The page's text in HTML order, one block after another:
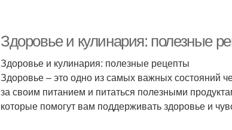
Здоровье и кулинария: полезные
Здоровье и кулинария: полезные рецепты
Здоровье – это одно из самых важных состояний
за своим питанием и питаться полезными
которые помогут вам поддерживать здоровье и